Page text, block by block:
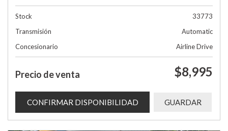
Stock
33773
Transmisión
Automatic
Concesionario
Airline Drive
Precio de venta $8,995
CONFIRMAR DISPONIBILIDAD GUARDAR